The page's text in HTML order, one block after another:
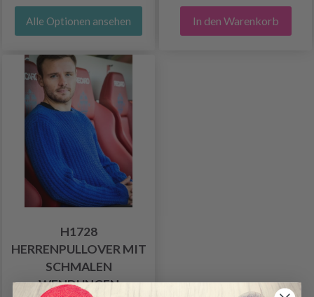
Alle Optionen ansehen In den Warenkorb
H1728
HERRENPULLOVER MIT
SCHMALEN
WENDUNGEN